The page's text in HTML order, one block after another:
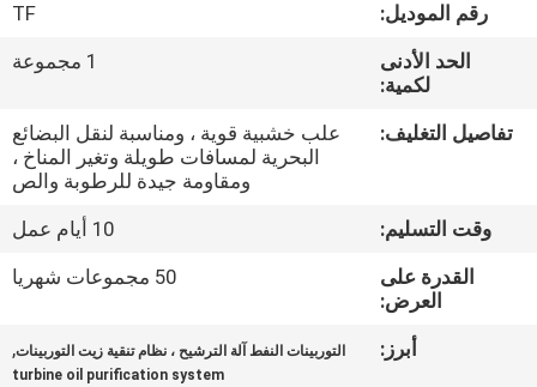
جولة
المعمل
الجودة
رقم الموديل:
TF
الحد الأدنى
لكمية:
1 مجموعة
تفاصيل التغليف:
علب خشبية قوية ، ومناسبة لنقل البضائع
البحرية لمسافات طويلة وتغير المناخ ،
ومقاومة جيدة للرطوبة والص
وقت التسليم:
10 أيام عمل
القدرة على
العرض:
50 مجموعات شهريا
أبرز: التوربينات النفط آلة الترشيح ، نظام تنقية زيت التوربينات,
turbine oil purification system